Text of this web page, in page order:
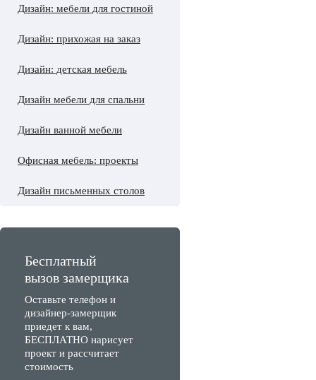
Дизайн: мебели для гостиной
Дизайн: прихожая на заказ
Дизайн: детская мебель
Дизайн мебели для спальни
Дизайн ванной мебели
Офисная мебель: проекты
Дизайн письменных столов
Бесплатный
вызов замерщика
Оставьте телефон и
дизайнер-замерщик
приедет к вам,
БЕСПЛАТНО нарисует
проект и рассчитает
стоимость